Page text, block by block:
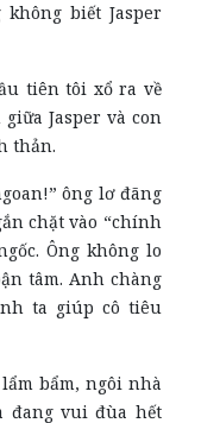
không biết Jasper
tiên tôi xổ ra về
Jasper và con
thản.
ông lơ đãng
chặt vào “chính
Ông không lo
tâm. Anh chàng
ta giúp cô tiêu
bẩm, ngôi nhà
đang vui đùa hết